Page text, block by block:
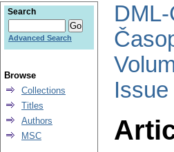
Issue
Search
Advanced Search
Browse
Collections
Titles
Authors
MSC